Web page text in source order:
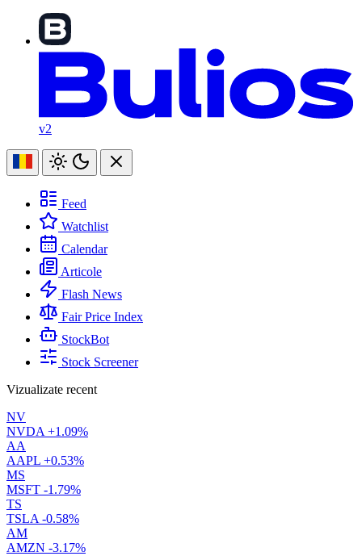
v2
Feed
Watchlist
Calendar
Articole
Flash News
Fair Price Index
StockBot
Stock Screener
Vizualizate recent
NV
NVDA +1.09%
AA
AAPL +0.53%
MS
MSFT -1.79%
TS
TSLA -0.58%
AM
AMZN -3.17%